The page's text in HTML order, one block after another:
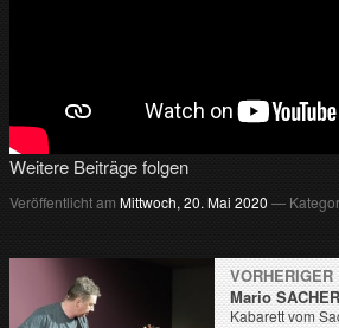
Weitere Beiträge folgen
Veröffentlicht am Mittwoch, 20. Mai 2020 —
VORHERIGER
Mario SACHER
Kabarett vom